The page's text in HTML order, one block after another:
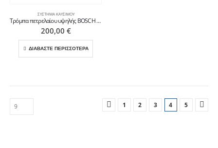
ΣΎΣΤΗΜΑ ΚΑΥΣΊΜΟΥ
Τρόμπα πετρελαίου υψηλής BOSCH για VOLVO FE
200,00 €
ΔΙΑΒΑΣΤΕ ΠΕΡΙΣΣΟΤΕΡΑ
1 2 3 4 5